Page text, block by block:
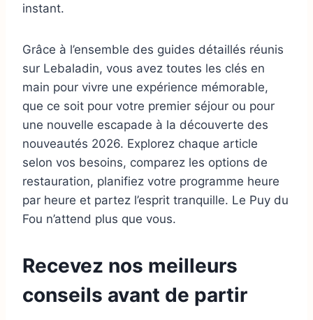
instant.
Grâce à l’ensemble des guides détaillés réunis
sur Lebaladin, vous avez toutes les clés en
main pour vivre une expérience mémorable,
que ce soit pour votre premier séjour ou pour
une nouvelle escapade à la découverte des
nouveautés 2026. Explorez chaque article
selon vos besoins, comparez les options de
restauration, planifiez votre programme heure
par heure et partez l’esprit tranquille. Le Puy du
Fou n’attend plus que vous.
Recevez nos meilleurs
conseils avant de partir